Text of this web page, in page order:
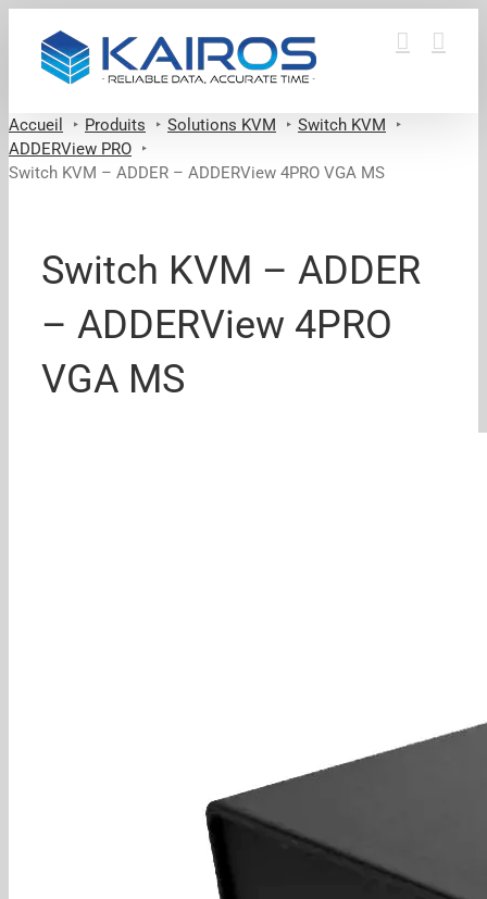
contenu
Accueil Produits Solutions KVM
Switch KVM
ADDERView PRO
Switch KVM – ADDER – ADDERView 4PRO VGA MS
Switch KVM – ADDER
– ADDERView 4PRO
VGA MS